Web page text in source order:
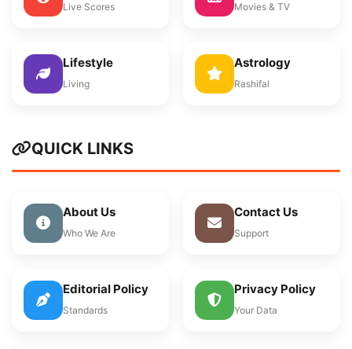
Live Scores Movies & TV
Lifestyle
Living
Astrology
Rashifal
QUICK LINKS
About Us
Who We Are
Contact Us
Support
Editorial Policy
Standards
Privacy Policy
Your Data